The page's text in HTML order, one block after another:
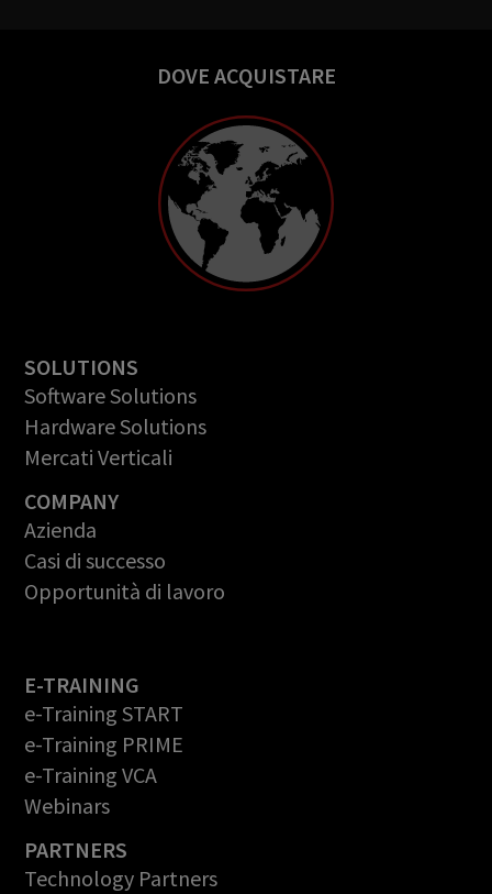
DOVE ACQUISTARE
SOLUTIONS
Software Solutions
Hardware Solutions
Mercati Verticali
COMPANY
Azienda
Casi di successo
Opportunità di lavoro
E-TRAINING
e-Training START
e-Training PRIME
e-Training VCA
Webinars
PARTNERS
Technology Partners